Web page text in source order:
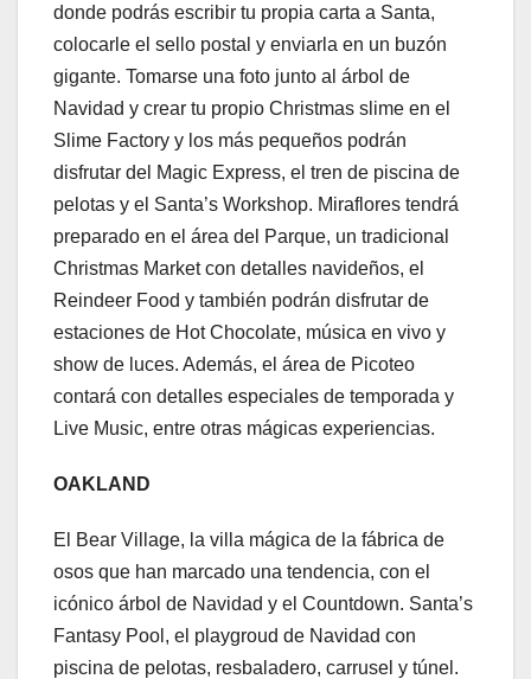
donde podrás escribir tu propia carta a Santa,
colocarle el sello postal y enviarla en un buzón
gigante. Tomarse una foto junto al árbol de
Navidad y crear tu propio Christmas slime en el
Slime Factory y los más pequeños podrán
disfrutar del Magic Express, el tren de piscina de
pelotas y el Santa’s Workshop. Miraflores tendrá
preparado en el área del Parque, un tradicional
Christmas Market con detalles navideños, el
Reindeer Food y también podrán disfrutar de
estaciones de Hot Chocolate, música en vivo y
show de luces. Además, el área de Picoteo
contará con detalles especiales de temporada y
Live Music, entre otras mágicas experiencias.
OAKLAND
El Bear Village, la villa mágica de la fábrica de
osos que han marcado una tendencia, con el
icónico árbol de Navidad y el Countdown. Santa’s
Fantasy Pool, el playgroud de Navidad con
piscina de pelotas, resbaladero, carrusel y túnel.